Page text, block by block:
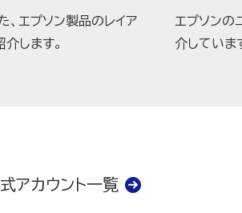
エプソン製品のレイア
します。
エプソンの
介していま
アカウント一覧